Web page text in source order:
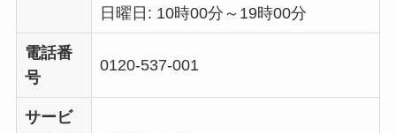
日曜日: 10時00分～19時00分
電話番
号
0120-537-001
サービ